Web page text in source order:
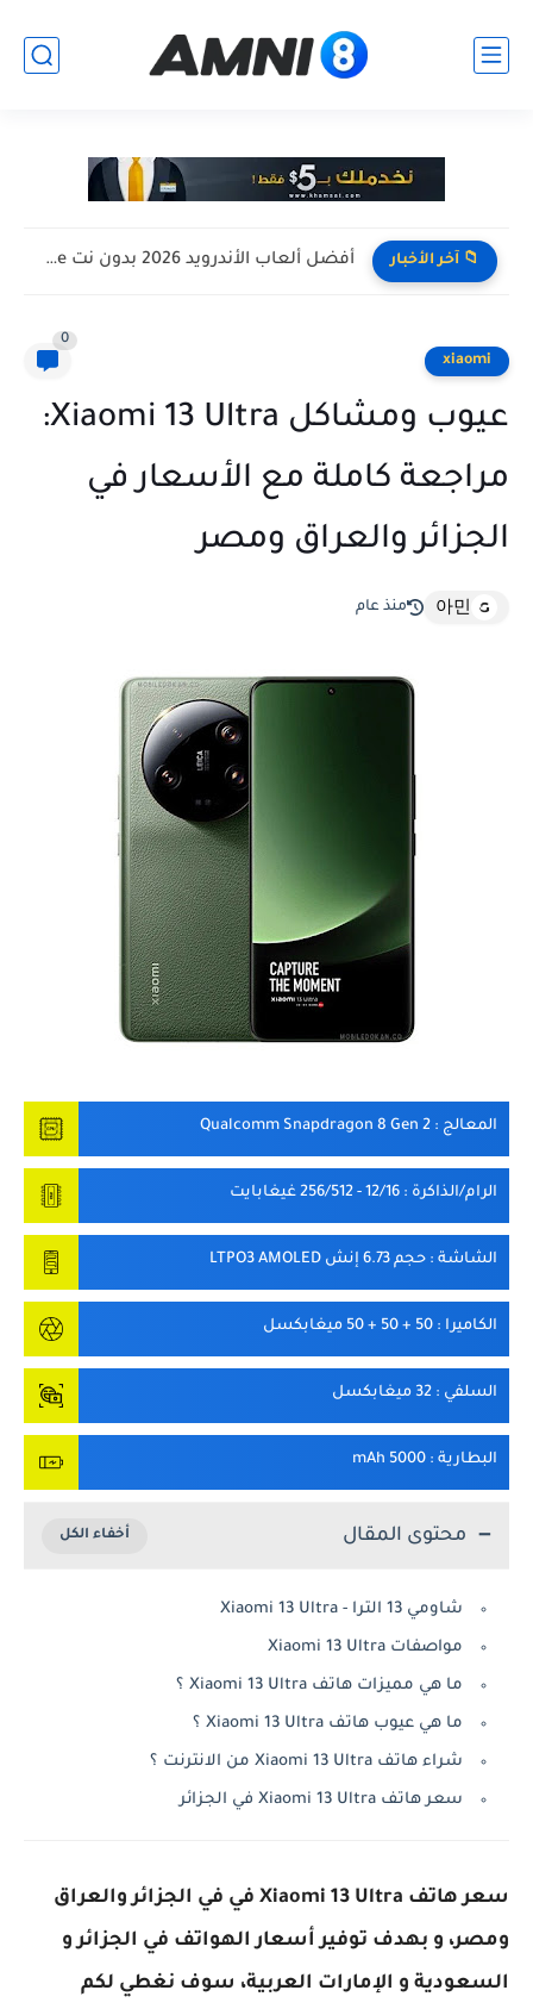
📁 آخر الأخبار افضل تجميعة كمبيوتر للالعاب بأرخص سعر ممكن ! تجميعة Pc...
xiaomi
0
عيوب ومشاكل Xiaomi 13 Ultra:
مراجعة كاملة مع الأسعار في
الجزائر والعراق ومصر
아민 منذ عام
المعالج : Qualcomm Snapdragon 8 Gen 2
الرام/الذاكرة : 12/16 - 256/512 غيغابايت
الشاشة : حجم 6.73 إنش LTPO3 AMOLED
الكاميرا : 50 + 50 + 50 ميغابكسل
السلفي : 32 ميغابكسل
البطارية : 5000 mAh
محتوى المقال
شاومي 13 الترا - Xiaomi 13 Ultra
مواصفات Xiaomi 13 Ultra
ما هي مميزات هاتف Xiaomi 13 Ultra ؟
ما هي عيوب هاتف Xiaomi 13 Ultra ؟
شراء هاتف Xiaomi 13 Ultra من الانترنت ؟
سعر هاتف Xiaomi 13 Ultra في الجزائر
سعر هاتف Xiaomi 13 Ultra في في الجزائر والعراق
ومصر، و بهدف توفير أسعار الهواتف في الجزائر و
السعودية و الإمارات العربية، سوف نغطي لكم